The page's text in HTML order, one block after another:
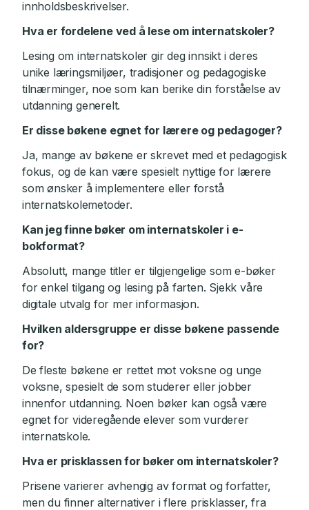
innholdsbeskrivelser.
Hva er fordelene ved å lese om internatskoler?
Lesing om internatskoler gir deg innsikt i deres
unike læringsmiljøer, tradisjoner og pedagogiske
tilnærminger, noe som kan berike din forståelse av
utdanning generelt.
Er disse bøkene egnet for lærere og pedagoger?
Ja, mange av bøkene er skrevet med et pedagogisk
fokus, og de kan være spesielt nyttige for lærere
som ønsker å implementere eller forstå
internatskolemetoder.
Kan jeg finne bøker om internatskoler i e-
bokformat?
Absolutt, mange titler er tilgjengelige som e-bøker
for enkel tilgang og lesing på farten. Sjekk våre
digitale utvalg for mer informasjon.
Hvilken aldersgruppe er disse bøkene passende
for?
De fleste bøkene er rettet mot voksne og unge
voksne, spesielt de som studerer eller jobber
innenfor utdanning. Noen bøker kan også være
egnet for videregående elever som vurderer
internatskole.
Hva er prisklassen for bøker om internatskoler?
Prisene varierer avhengig av format og forfatter,
men du finner alternativer i flere prisklasser, fra